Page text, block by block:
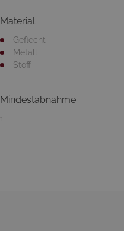
Material:
Geflecht
Metall
Stoff
Mindestabnahme:
1